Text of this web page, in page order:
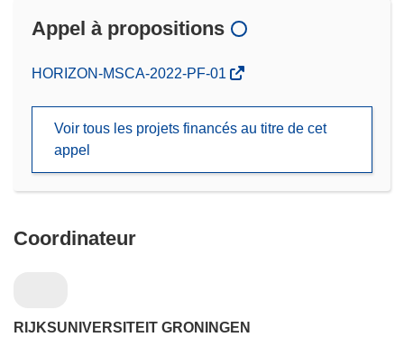
Appel à propositions
(s’ouvre
nouvelle
fenêtre)
HORIZON-MSCA-2022-PF-01
Voir tous les projets financés au titre de cet
appel
Coordinateur
RIJKSUNIVERSITEIT GRONINGEN